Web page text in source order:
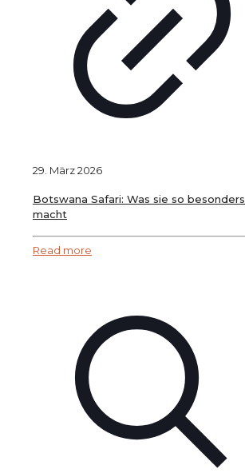
29. März 2026
Botswana Safari: Was sie so besonders
macht
Read more